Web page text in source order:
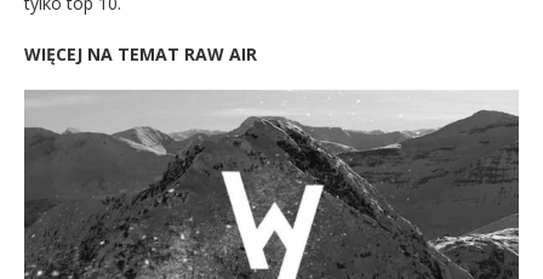
WIĘCEJ NA TEMAT RAW AIR